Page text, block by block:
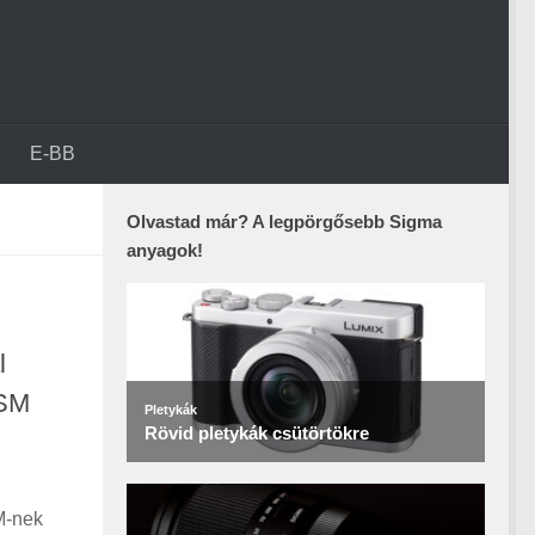
E-BB
nek
Olvastad már? A legpörgősebb Sigma
anyagok!